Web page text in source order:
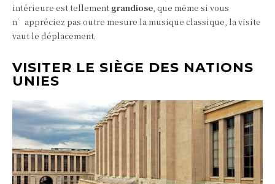
intérieure est tellement grandiose , que même si vous
n’appréciez pas outre mesure la musique classique, la visite
vaut le déplacement.
VISITER LE SIÈGE DES NATIONS
UNIES